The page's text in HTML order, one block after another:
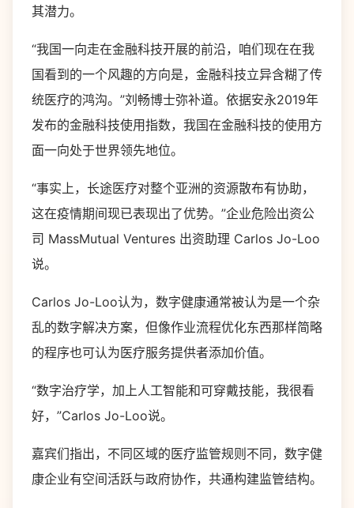
其潜力。
“我国一向走在金融科技开展的前沿，咱们现在在我
国看到的一个风趣的方向是，金融科技立异含糊了传
统医疗的鸿沟。”刘畅博士弥补道。依据安永2019年
发布的金融科技使用指数，我国在金融科技的使用方
面一向处于世界领先地位。
“事实上，长途医疗对整个亚洲的资源散布有协助，
这在疫情期间现已表现出了优势。”企业危险出资公
司 MassMutual Ventures 出资助理 Carlos Jo-Loo
说。
Carlos Jo-Loo认为，数字健康通常被认为是一个杂
乱的数字解决方案，但像作业流程优化东西那样简略
的程序也可认为医疗服务提供者添加价值。
“数字治疗学，加上人工智能和可穿戴技能，我很看
好，”Carlos Jo-Loo说。
嘉宾们指出，不同区域的医疗监管规则不同，数字健
康企业有空间活跃与政府协作，共通构建监管结构。